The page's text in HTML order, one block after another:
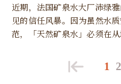
近期，法国矿泉水大厂沛绿
见的信任风暴。因为虽然水
范，「天然矿泉水」必须在
1 2